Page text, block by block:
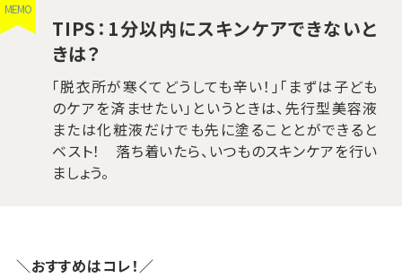
MEMO
TIPS：1分以内にスキンケアできないと
きは？
「脱衣所が寒くてどうしても辛い！」「まずは子ども
のケアを済ませたい」というときは、先行型美容液
または化粧液だけでも先に塗ることとができると
ベスト！ 落ち着いたら、いつものスキンケアを行い
ましょう。
＼おすすめはコレ！／